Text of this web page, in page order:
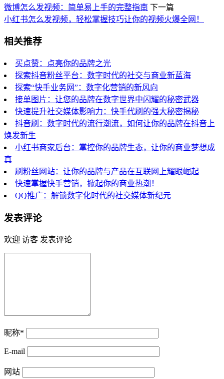
微博怎么发视频：简单易上手的完整指南 下一篇
小红书怎么发视频，轻松掌握技巧让你的视频火爆全网！
相关推荐
买点赞：点亮你的品牌之光
探索抖音粉丝平台：数字时代的社交与商业新蓝海
探索“快手业务网”：数字化营销的新风向
接单图片：让您的品牌在数字世界中闪耀的秘密武器
快速提升社交媒体影响力：快手代刷的强大秘密揭秘
抖音刷：数字时代的流行潮流，如何让你的品牌在抖音上
焕发新生
小红书商家后台：掌控你的品牌生态，让你的商业梦想成
真
刷粉丝网站：让你的品牌与产品在互联网上耀眼崛起
快速掌握快手营销，掀起你的商业热潮！
QQ推广：解锁数字化时代的社交媒体新纪元
发表评论
欢迎 访客 发表评论
昵称*
E-mail
网站